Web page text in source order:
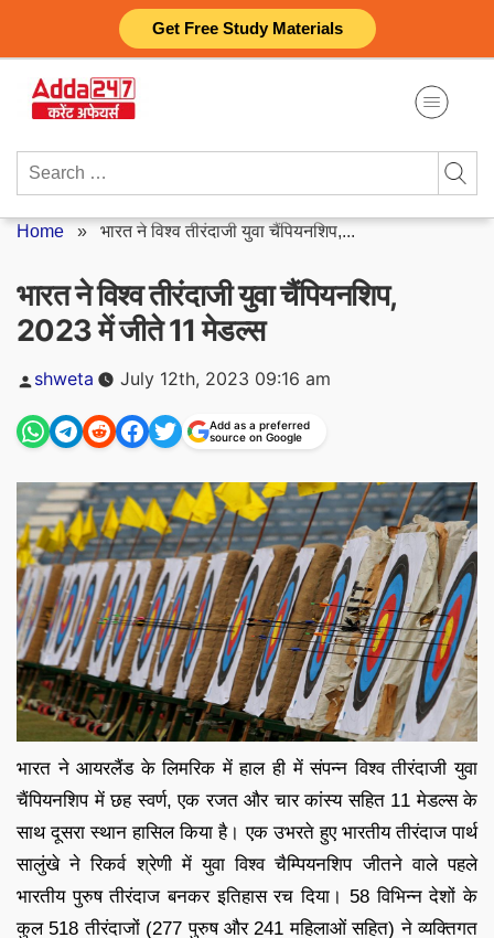
Get Free Study Materials
content
Search
Home » भारत ने विश्व तीरंदाजी युवा चैंपियनशिप,...
भारत ने विश्व तीरंदाजी युवा चैंपियनशिप,
2023 में जीते 11 मेडल्स
Posted
by
shweta July 12th, 2023 09:16 am
Add as a preferred
source on Google
भारत ने आयरलैंड के लिमरिक में हाल ही में संपन्न विश्व तीरंदाजी युवा
चैंपियनशिप में छह स्वर्ण, एक रजत और चार कांस्य सहित 11 मेडल्स के
साथ दूसरा स्थान हासिल किया है। एक उभरते हुए भारतीय तीरंदाज पार्थ
सालुंखे ने रिकर्व श्रेणी में युवा विश्व चैम्पियनशिप जीतने वाले पहले
भारतीय पुरुष तीरंदाज बनकर इतिहास रच दिया। 58 विभिन्न देशों के
कुल 518 तीरंदाजों (277 पुरुष और 241 महिलाओं सहित) ने व्यक्तिगत